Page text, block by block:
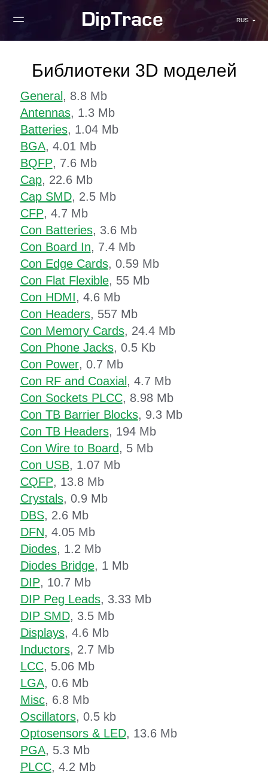
RUS
Библиотеки 3D моделей
General , 8.8 Mb
Antennas, 1.3 Mb
Batteries, 1.04 Mb
BGA, 4.01 Mb
BQFP, 7.6 Mb
Cap, 22.6 Mb
Cap SMD, 2.5 Mb
CFP, 4.7 Mb
Con Batteries, 3.6 Mb
Con Board In, 7.4 Mb
Con Edge Cards, 0.59 Mb
Con Flat Flexible, 55 Mb
Con HDMI, 4.6 Mb
Con Headers, 557 Mb
Con Memory Cards, 24.4 Mb
Con Phone Jacks, 0.5 Kb
Con Power, 0.7 Mb
Con RF and Coaxial , 4.7 Mb
Con Sockets PLCC, 8.98 Mb
Con TB Barrier Blocks, 9.3 Mb
Con TB Headers, 194 Mb
Con Wire to Board , 5 Mb
Con USB, 1.07 Mb
CQFP, 13.8 Mb
Crystals, 0.9 Mb
DBS, 2.6 Mb
DFN, 4.05 Mb
Diodes, 1.2 Mb
Diodes Bridge, 1 Mb
DIP, 10.7 Mb
DIP Peg Leads, 3.33 Mb
DIP SMD, 3.5 Mb
Displays, 4.6 Mb
Inductors, 2.7 Mb
LCC, 5.06 Mb
LGA, 0.6 Mb
Misc, 6.8 Mb
Oscillators, 0.5 kb
Optosensors & LED, 13.6 Mb
PGA, 5.3 Mb
PLCC, 4.2 Mb